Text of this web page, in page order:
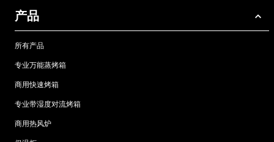
产品
所有产品
专业万能蒸烤箱
商用快速烤箱
专业带湿度对流烤箱
商用热风炉